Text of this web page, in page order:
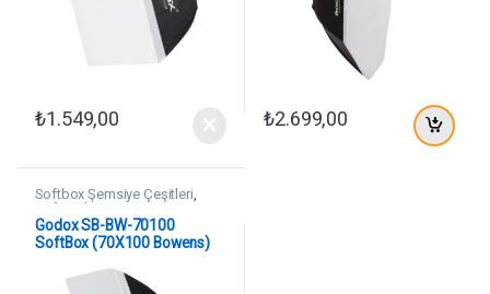
₺1.549,00 ₺2.699,00
Softbox Şemsiye Çeşitleri,
SoftBoxlar
Godox SB-BW-70100
SoftBox (70X100 Bowens)